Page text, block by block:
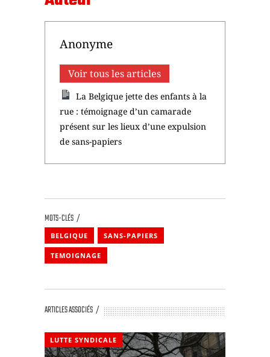
Anonyme
Voir tous les articles
La Belgique jette des enfants à la
rue : témoignage d’un camarade
présent sur les lieux d’une expulsion
de sans-papiers
MOTS-CLÉS
BELGIQUE SANS-PAPIERS
TEMOIGNAGE
ARTICLES ASSOCIÉS
LUTTE SYNDICALE